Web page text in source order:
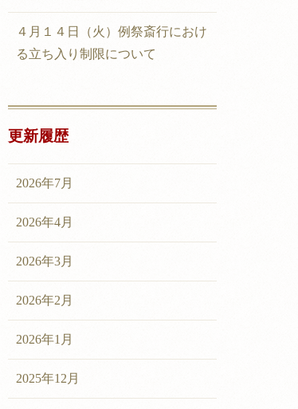
４月１４日（火）例祭斎行におけ
る立ち入り制限について
更新履歴
2026年7月
2026年4月
2026年3月
2026年2月
2026年1月
2025年12月